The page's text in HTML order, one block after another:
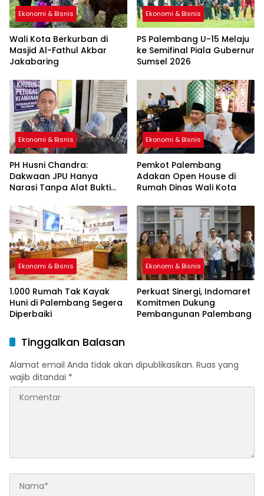
Ekonomi & Bisnis
Wali Kota Berkurban di
Masjid Al-Fathul Akbar
Jakabaring
Ekonomi & Bisnis
PS Palembang U-15 Melaju
ke Semifinal Piala Gubernur
Sumsel 2026
Ekonomi & Bisnis
PH Husni Chandra:
Dakwaan JPU Hanya
Narasi Tanpa Alat Bukti
Ekonomi & Bisnis
Pemkot Palembang
Adakan Open House di
Rumah Dinas Wali Kota
Ekonomi & Bisnis
1.000 Rumah Tak Kayak
Huni di Palembang Segera
Diperbaiki
Ekonomi & Bisnis
Perkuat Sinergi, Indomaret
Komitmen Dukung
Pembangunan Palembang
Tinggalkan Balasan
Alamat email Anda tidak akan dipublikasikan. Ruas yang
wajib ditandai *